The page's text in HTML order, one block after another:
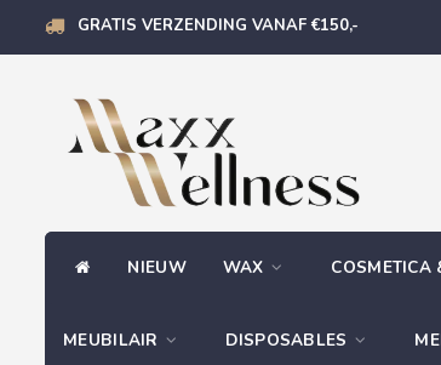
GRATIS VERZENDING VANAF €150,-
NIEUW WAX COSMETICA
MEUBILAIR DISPOSABLES